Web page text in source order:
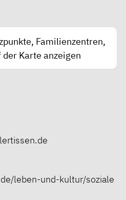
Familienzentren,
Karte anzeigen
leben-und-kultur/soziale